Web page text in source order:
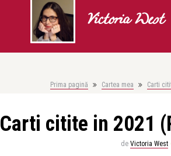
Victoria West
Prima pagină Cartea mea Carti
Carti citite in 2021
de Victoria West